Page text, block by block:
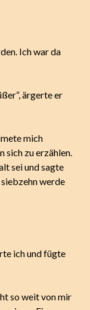
Ich war da
ärgerte er
mich
sich zu erzählen.
sei und sagte
werde
ich und fügte
so weit von mir